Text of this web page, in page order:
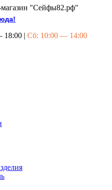
"Сейфы82.рф"
18:00 | Сб: 10:00 — 14:00